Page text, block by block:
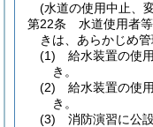
(水道の使用中止、
第22条
水道使用者等
きは、あらかじめ
(1)
給水装置の使
き。
(2)
給水装置の使
き。
(3)
消防演習に公